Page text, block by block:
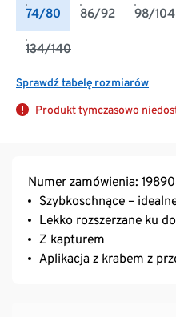
74/80 86/92 98/104
134/140
Sprawdź tabelę rozmiarów
Produkt tymczasowo
Numer zamówienia:
Szybkoschnące –
Lekko rozszerzane ku
Z kapturem
Aplikacja z krabem z